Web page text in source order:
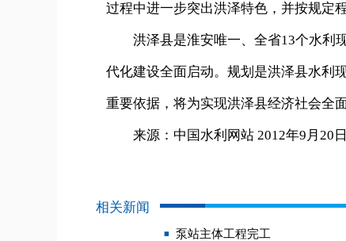
过程中进一步突出洪泽特色，并按规定程
洪泽县是淮安唯一、全省13个水利现
代化建设全面启动。规划是洪泽县水利
重要依据，将为实现洪泽县经济社会全
来源：中国水利网站 2012年9月20日
相关新闻
泵站主体工程完工